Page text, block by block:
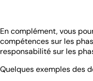
En complément, vous
compétences sur les
responsabilité sur les
Quelques exemples des